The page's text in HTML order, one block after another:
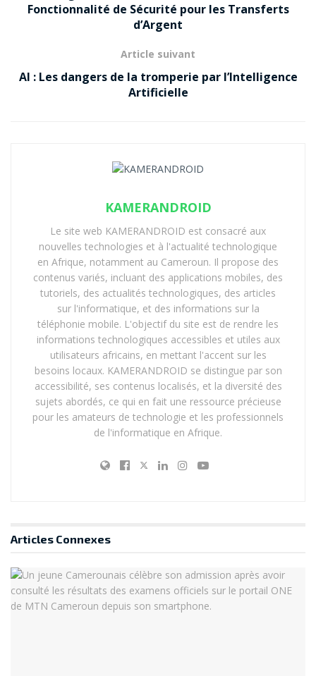
Fonctionnalité de Sécurité pour les Transferts
d’Argent
Article suivant
AI : Les dangers de la tromperie par l’Intelligence
Artificielle
KAMERANDROID
Le site web KAMERANDROID est consacré aux
nouvelles technologies et à l'actualité technologique
en Afrique, notamment au Cameroun. Il propose des
contenus variés, incluant des applications mobiles, des
tutoriels, des actualités technologiques, des articles
sur l'informatique, et des informations sur la
téléphonie mobile. L'objectif du site est de rendre les
informations technologiques accessibles et utiles aux
utilisateurs africains, en mettant l'accent sur les
besoins locaux. KAMERANDROID se distingue par son
accessibilité, ses contenus localisés, et la diversité des
sujets abordés, ce qui en fait une ressource précieuse
pour les amateurs de technologie et les professionnels
de l'informatique en Afrique.
Articles Connexes